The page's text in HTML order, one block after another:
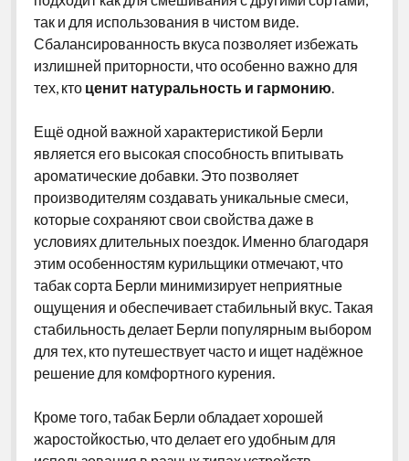
так и для использования в чистом виде.
Сбалансированность вкуса позволяет избежать
излишней приторности, что особенно важно для
тех, кто ценит натуральность и гармонию
Ещё одной важной характеристикой Берли
является его высокая способность впитывать
ароматические добавки. Это позволяет
производителям создавать уникальные смеси,
которые сохраняют свои свойства даже в
условиях длительных поездок. Именно благодаря
этим особенностям курильщики отмечают, что
табак сорта Берли минимизирует неприятные
ощущения и обеспечивает стабильный вкус. Такая
стабильность делает Берли популярным выбором
для тех, кто путешествует часто и ищет надёжное
решение для комфортного курения.
Кроме того, табак Берли обладает хорошей
жаростойкостью, что делает его удобным для